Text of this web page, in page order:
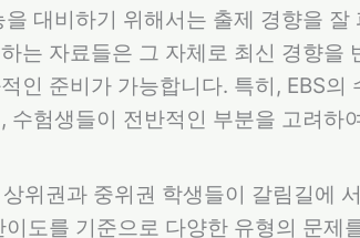
대비하기 위해서는 출제 경향을
는 자료들은 그 자체로 최신 경향을
인 준비가 가능합니다. 특히, EBS
수험생들이 전반적인 부분을 고려하
위권과 중위권 학생들이 갈림길에
도를 기준으로 다양한 유형의 문제